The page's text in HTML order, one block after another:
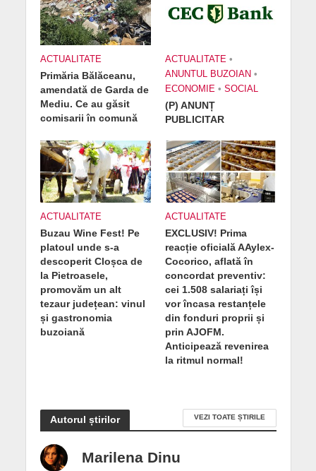
ACTUALITATE
Primăria Bălăceanu,
amendată de Garda de
Mediu. Ce au găsit
comisarii în comună
ACTUALITATE •
ANUNTUL BUZOIAN •
ECONOMIE • SOCIAL
(P) ANUNȚ
PUBLICITAR
ACTUALITATE
Buzau Wine Fest! Pe
platoul unde s-a
descoperit Cloșca de
la Pietroasele,
promovăm un alt
tezaur județean: vinul
și gastronomia
buzoiană
ACTUALITATE
EXCLUSIV! Prima
reacție oficială AAylex-
Cocorico, aflată în
concordat preventiv:
cei 1.508 salariați își
vor încasa restanțele
din fonduri proprii și
prin AJOFM.
Anticipează revenirea
la ritmul normal!
Autorul știrilor VEZI TOATE ȘTIRILE
Marilena Dinu